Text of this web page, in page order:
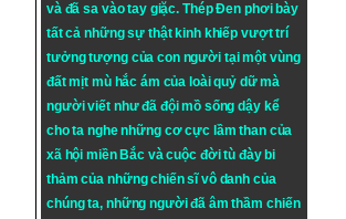
và đã sa vào tay giặc. Thép Đen phơi bày
tất cả những sự thật kinh khiếp vượt trí
tưởng tượng của con người tại một vùng
đất mịt mù hắc ám của loài quỷ dữ mà
người viết như đã đội mồ sống dậy kể
cho ta nghe những cơ cực lầm than của
xã hội miền Bắc và cuộc đời tù đày bi
thảm của những chiến sĩ vô danh của
chúng ta, những người đã âm thầm chiến